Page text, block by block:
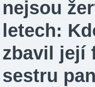
nejsou
letech:
zbavil její
sestru